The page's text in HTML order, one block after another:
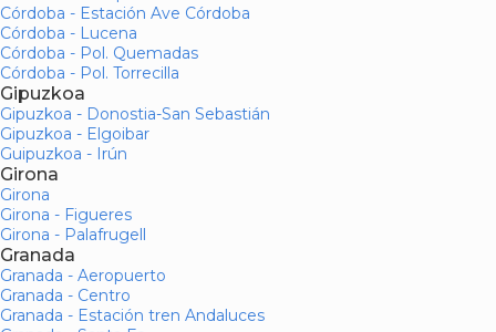
Córdoba - Estación Ave Córdoba
Córdoba - Lucena
Córdoba - Pol. Quemadas
Córdoba - Pol. Torrecilla
Gipuzkoa
Gipuzkoa - Donostia-San Sebastián
Gipuzkoa - Elgoibar
Guipuzkoa - Irún
Girona
Girona
Girona - Figueres
Girona - Palafrugell
Granada
Granada - Aeropuerto
Granada - Centro
Granada - Estación tren Andaluces